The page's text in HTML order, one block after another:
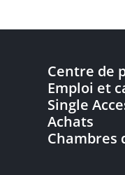
Centre de
Emploi et
Single
Achats
Chambres